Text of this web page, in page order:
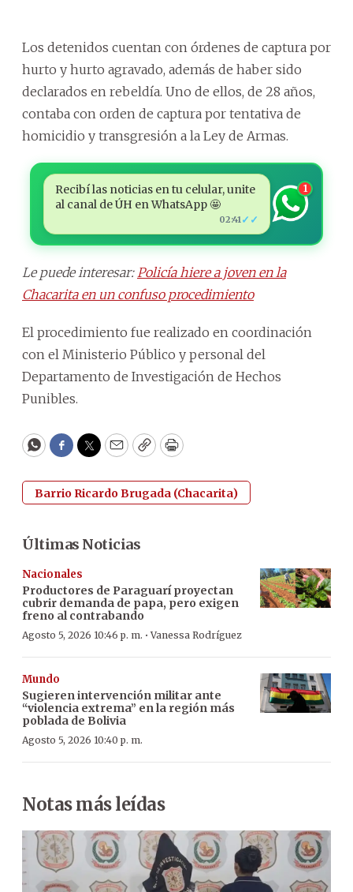
Los detenidos cuentan con órdenes de captura por
hurto y hurto agravado, además de haber sido
declarados en rebeldía. Uno de ellos, de 28 años,
contaba con orden de captura por tentativa de
homicidio y transgresión a la Ley de Armas.
Recibí las noticias en tu celular, unite
al canal de ÚH en WhatsApp 🤩
02:41 ✓✓
1
Le puede interesar: Policía hiere a joven en la
Chacarita en un confuso procedimiento
El procedimiento fue realizado en coordinación
con el Ministerio Público y personal del
Departamento de Investigación de Hechos
Punibles.
WhatsApp
Facebook
Twitter
EmailCopyPrint
Barrio Ricardo Brugada (Chacarita)
Últimas Noticias
Nacionales
Productores de Paraguarí proyectan
cubrir demanda de papa, pero exigen
freno al contrabando
Agosto 5, 2026 10:46 p. m. ·Vanessa Rodríguez
Mundo
Sugieren intervención militar ante
“violencia extrema” en la región más
poblada de Bolivia
Agosto 5, 2026 10:40 p. m.
Notas más leídas